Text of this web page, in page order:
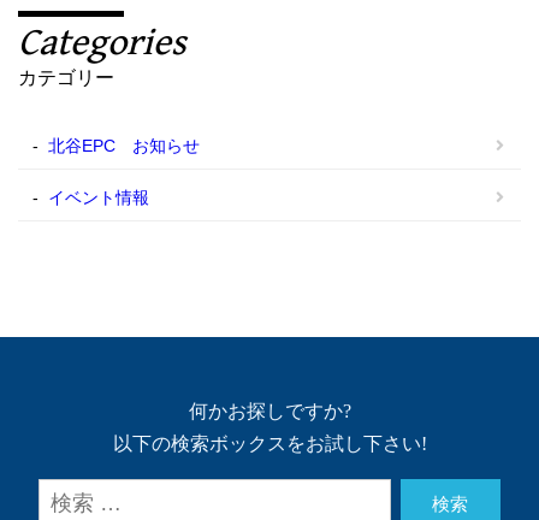
Categories
カテゴリー
北谷EPC お知らせ
イベント情報
何かお探しですか?
以下の検索ボックスをお試し下さい!
検索